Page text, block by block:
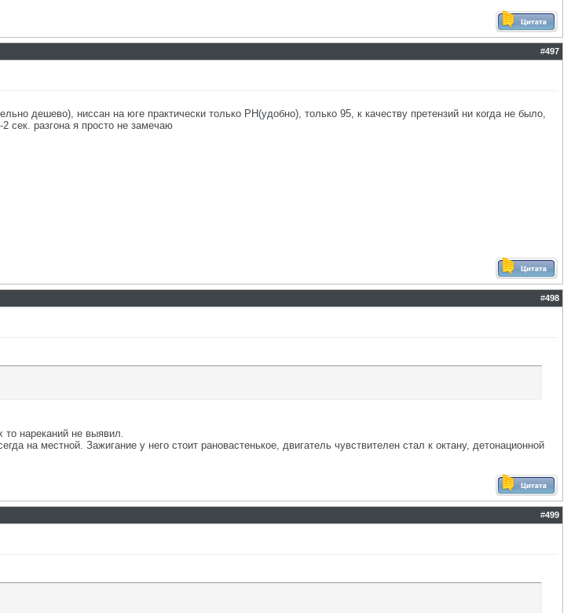
#497
дешево), ниссан на юге практически только РН(удобно), только 95, к качеству претензий ни когда не было,
сек. разгона я просто не замечаю
#498
нареканий не выявил.
на местной. Зажигание у него стоит рановастенькое, двигатель чувствителен стал к октану, детонационной
#499